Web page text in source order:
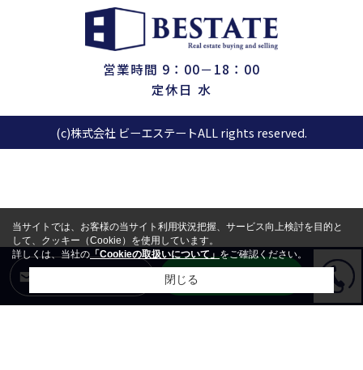
営業時間 9：00－18：00
定休日 水
(c)株式会社 ビーエステートALL rights reserved.
LINEからお問合せ
当サイトでは、お客様の当サイト利用状況把握、サービス向上検討を目的と
して、クッキー（Cookie）を使用しています。
詳しくは、当社の「Cookieの取扱いについて」をご確認ください。
閉じる